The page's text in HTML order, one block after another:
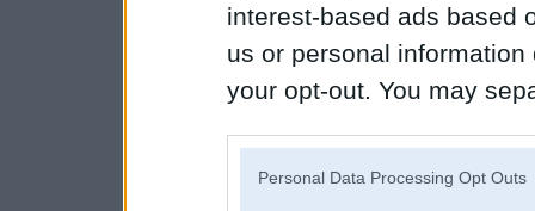
interest-based ads based
us or personal
your opt-out. You may
Personal Data Processing Opt Outs